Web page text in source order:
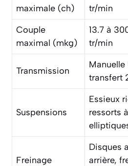
maximale (ch)
tr/min
Couple
maximal (mkg)
13.7 à
tr/min
Transmission
transfert
Suspensions
Essieux
ressorts
Freinage
Disques
arrière,